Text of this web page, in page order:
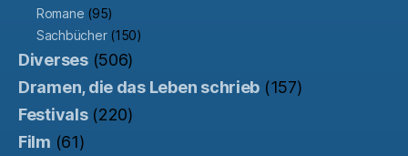
Romane (95)
Sachbücher(150)
Diverses(506)
Dramen, die das Leben schrieb (157)
Festivals(220)
Film (61)